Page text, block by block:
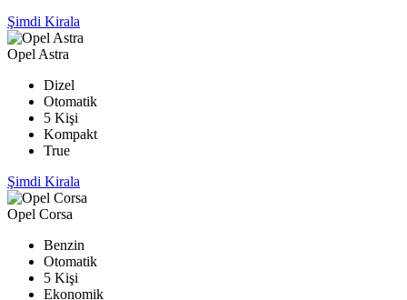
Şimdi Kirala
Opel Astra
Dizel
Otomatik
5 Kişi
Kompakt
True
Şimdi Kirala
Opel Corsa
Benzin
Otomatik
5 Kişi
Ekonomik